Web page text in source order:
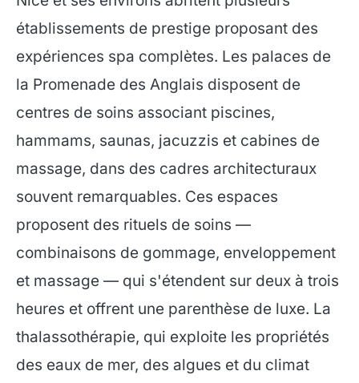
établissements de prestige proposant des
expériences spa complètes. Les palaces de
la Promenade des Anglais disposent de
centres de soins associant piscines,
hammams, saunas, jacuzzis et cabines de
massage, dans des cadres architecturaux
souvent remarquables. Ces espaces
proposent des rituels de soins —
combinaisons de gommage, enveloppement
et massage — qui s'étendent sur deux à trois
heures et offrent une parenthèse de luxe. La
thalassothérapie, qui exploite les propriétés
des eaux de mer, des algues et du climat